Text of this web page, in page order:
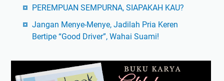
PEREMPUAN SEMPURNA, SIAPAKAH KAU?
Jangan Menye-Menye, Jadilah Pria Keren
Bertipe “Good Driver”, Wahai Suami!